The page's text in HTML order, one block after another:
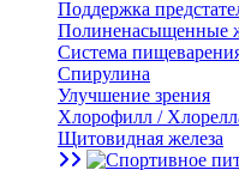
Поддержка
Полиненасыщенные
Система
Спирулина
Улучшение зрения
Хлорофилл /
Щитовидная железа